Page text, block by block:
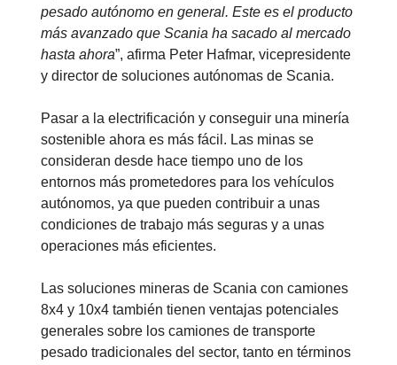
pesado autónomo en general. Este es el producto
más avanzado que Scania ha sacado al mercado
hasta ahora”, afirma Peter Hafmar, vicepresidente
y director de soluciones autónomas de Scania.
Pasar a la electrificación y conseguir una minería
sostenible ahora es más fácil. Las minas se
consideran desde hace tiempo uno de los
entornos más prometedores para los vehículos
autónomos, ya que pueden contribuir a unas
condiciones de trabajo más seguras y a unas
operaciones más eficientes.
Las soluciones mineras de Scania con camiones
8x4 y 10x4 también tienen ventajas potenciales
generales sobre los camiones de transporte
pesado tradicionales del sector, tanto en términos